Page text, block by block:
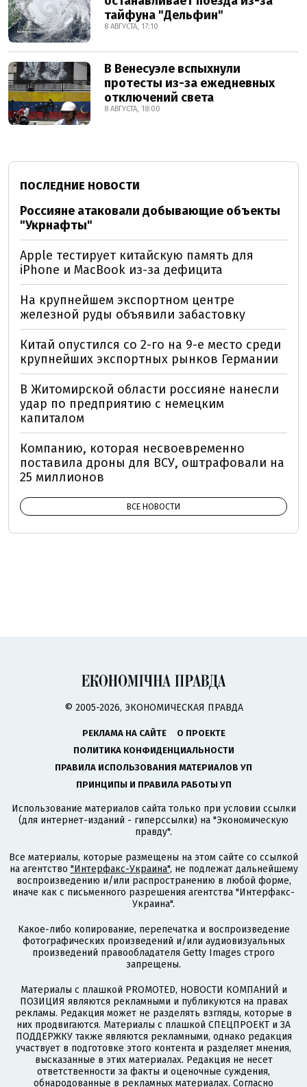
тайфуна "Дельфин"
8 АВГУСТА, 17:10
В Венесуэле вспыхнули
протесты из-за ежедневных
отключений света
8 АВГУСТА, 18:00
ПОСЛЕДНИЕ НОВОСТИ
Россияне атаковали добывающие объекты
"Укрнафты"
Apple тестирует китайскую память для
iPhone и MacBook из-за дефицита
На крупнейшем экспортном центре
железной руды объявили забастовку
Китай опустился со 2-го на 9-е место среди
крупнейших экспортных рынков Германии
В Житомирской области россияне нанесли
удар по предприятию с немецким
капиталом
Компанию, которая несвоевременно
поставила дроны для ВСУ, оштрафовали на
25 миллионов
ВСЕ НОВОСТИ
© 2005-2026, ЭКОНОМИЧЕСКАЯ ПРАВДА
РЕКЛАМА НА САЙТЕ
О ПРОЕКТЕ
ПОЛИТИКА КОНФИДЕНЦИАЛЬНОСТИ
ПРАВИЛА ИСПОЛЬЗОВАНИЯ МАТЕРИАЛОВ УП
ПРИНЦИПЫ И ПРАВИЛА РАБОТЫ УП
Использование материалов сайта только при условии ссылки
(для интернет-изданий - гиперссылки) на "Экономическую
правду".
Все материалы, которые размещены на этом сайте со ссылкой
на агентство "Интерфакс-Украина", не подлежат дальнейшему
воспроизведению и/или распространению в любой форме,
иначе как с письменного разрешения агентства "Интерфакс-
Украина".
Какое-либо копирование, перепечатка и воспроизведение
фотографических произведений и/или аудиовизуальных
произведений правообладателя Getty Images строго
запрещены.
Материалы с плашкой PROMOTED, НОВОСТИ КОМПАНИЙ и
ПОЗИЦИЯ являются рекламными и публикуются на правах
рекламы. Редакция может не разделять взгляды, которые в
них продвигаются. Материалы с плашкой СПЕЦПРОЕКТ и ЗА
ПОДДЕРЖКУ также являются рекламными, однако редакция
участвует в подготовке этого контента и разделяет мнения,
высказанные в этих материалах. Редакция не несет
ответственности за факты и оценочные суждения,
обнародованные в рекламных материалах. Согласно